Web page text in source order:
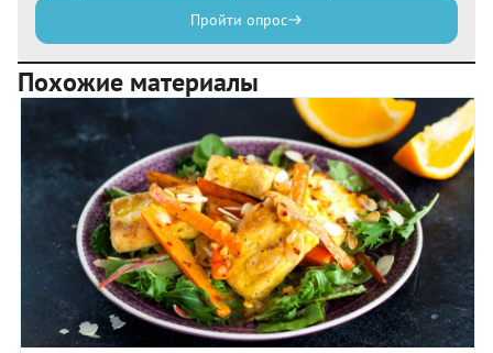
Пройти опрос
Похожие материалы